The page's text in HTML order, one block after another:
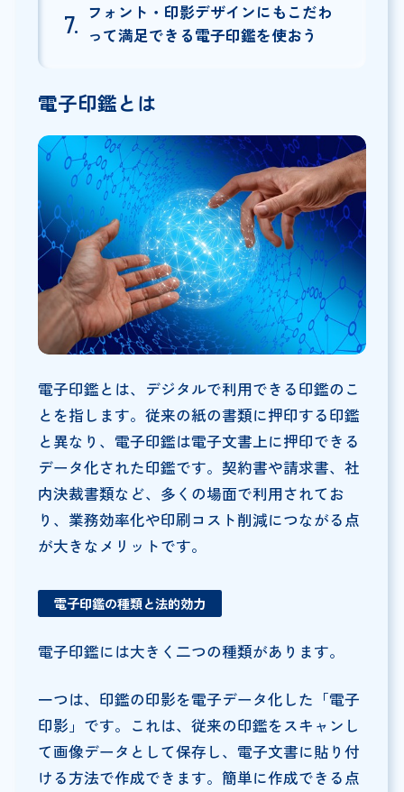
フォント・印影デザインにもこだわ
って満足できる電子印鑑を使おう
電子印鑑とは
電子印鑑とは、デジタルで利用できる印鑑のこ
とを指します。従来の紙の書類に押印する印鑑
と異なり、電子印鑑は電子文書上に押印できる
データ化された印鑑です。契約書や請求書、社
内決裁書類など、多くの場面で利用されてお
り、業務効率化や印刷コスト削減につながる点
が大きなメリットです。
電子印鑑の種類と法的効力
電子印鑑には大きく二つの種類があります。
一つは、印鑑の印影を電子データ化した「電子
印影」です。これは、従来の印鑑をスキャンし
て画像データとして保存し、電子文書に貼り付
ける方法で作成できます。簡単に作成できる点